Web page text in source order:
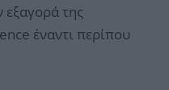
εξαγορά της
έναντι περίπου